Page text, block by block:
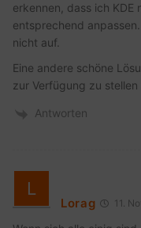
erkennen, dass ich KDE
entsprechend
nicht auf.
Eine andere schöne
zur Verfügung zu stellen
Antworten
Lorag 11.